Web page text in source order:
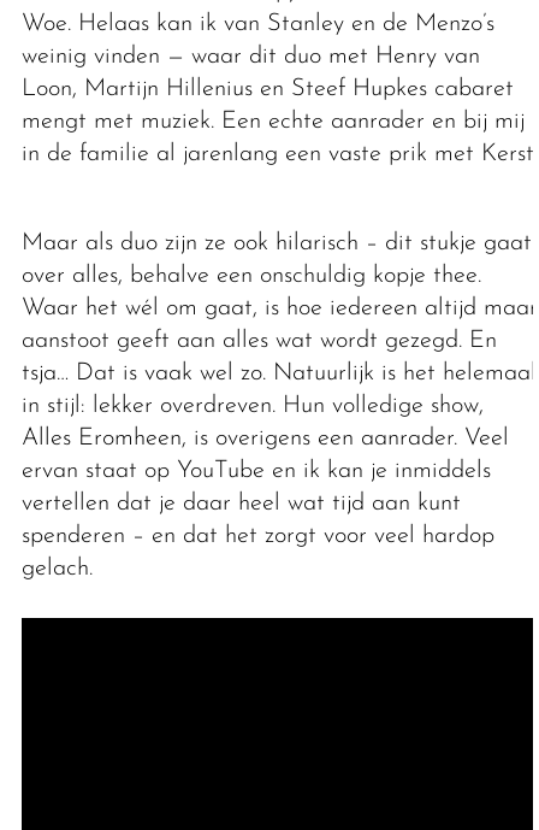
Woe. Helaas kan ik van Stanley en de Menzo’s
weinig vinden — waar dit duo met Henry van
Loon, Martijn Hillenius en Steef Hupkes cabaret
mengt met muziek. Een echte aanrader en bij mij
in de familie al jarenlang een vaste prik met Kerst.
Maar als duo zijn ze ook hilarisch – dit stukje gaat
over alles, behalve een onschuldig kopje thee.
Waar het wél om gaat, is hoe iedereen altijd maar
aanstoot geeft aan alles wat wordt gezegd. En
tsja… Dat is vaak wel zo. Natuurlijk is het helemaal
in stijl: lekker overdreven. Hun volledige show,
Alles Eromheen, is overigens een aanrader. Veel
ervan staat op YouTube en ik kan je inmiddels
vertellen dat je daar heel wat tijd aan kunt
spenderen – en dat het zorgt voor veel hardop
gelach.